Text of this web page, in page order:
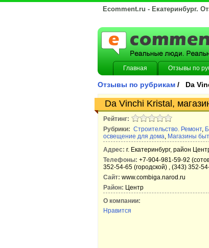
Ecomment.ru - Екатеринбург.
Главная Отзывы по
Отзывы по рубрикам / Da
Da Vinchi Kristal,
Рейтинг:
Рубрики: Строительство. Ремонт,
освещение для дома, Магазины
Адрес: г. Екатеринбург, район
Телефоны: +7-904-981-59-92
352-54-65 (городской) , (343) 352-
Сайт: www.combiga.narod.ru
Район: Центр
О компании:
Нравится